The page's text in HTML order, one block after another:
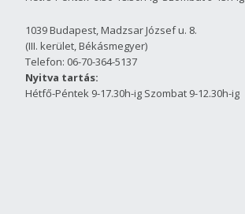
1039 Budapest, Madzsar József u. 8.
(III. kerület, Békásmegyer)
Telefon: 06-70-364-5137
Nyitva tartás:
Hétfő-Péntek 9-17.30h-ig Szombat 9-12.30h-ig